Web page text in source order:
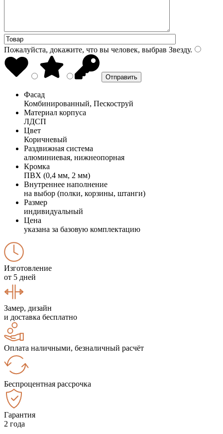
Пожалуйста, докажите, что вы человек, выбрав Звезду.
Фасад
Комбинированный, Пескоструй
Материал корпуса
ЛДСП
Цвет
Коричневый
Раздвижная система
алюминиевая, нижнеопорная
Кромка
ПВХ (0,4 мм, 2 мм)
Внутреннее наполнение
на выбор (полки, корзины, штанги)
Размер
индивидуальный
Цена
указана за базовую комплектацию
Изготовление
от 5 дней
Замер, дизайн
и доставка бесплатно
Оплата наличными, безналичный расчёт
Беспроцентная рассрочка
Гарантия
2 года